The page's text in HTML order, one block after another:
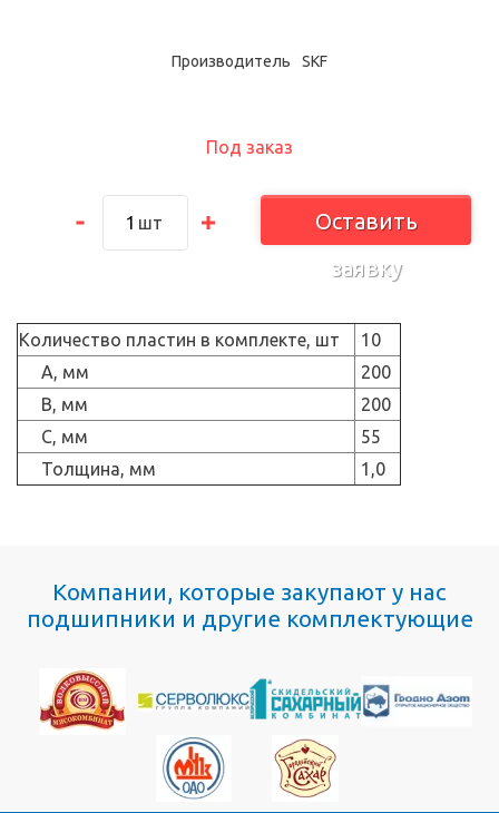
Под заказ
шт
Оставить
заявку
Производитель SKF
Количество пластин в комплекте, шт
10
A, мм
200
B, мм
200
C, мм
55
Толщина, мм
1,0
Компании, которые закупают у нас
подшипники и другие комплектующие